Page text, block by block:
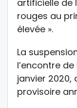
artificielle de
rouges au
élevée ».
La
l’encontre
janvier 2020,
provisoire